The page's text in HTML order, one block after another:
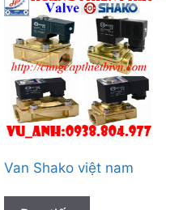
Van Shako việt nam